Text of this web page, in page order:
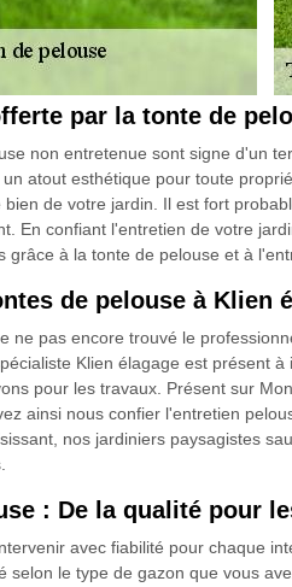
par la tonte de
non entretenue sont signe d'un
atout esthétique pour toute
bien de votre jardin. Il est fort
En confiant l'entretien de votre
grâce à la tonte de pelouse et à
de pelouse à Klien
ne pas encore trouvé le
Klien élagage est présent
pour les travaux. Présent sur
ainsi nous confier l'entretien
nos jardiniers paysagistes
: De la qualité pour
avec fiabilité pour chaque
selon le type de gazon que vous